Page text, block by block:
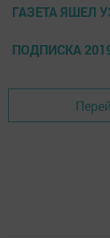
ГАЗЕТА ЯШЕЛ
ПОДПИСКА